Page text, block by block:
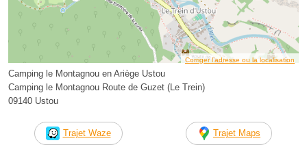
Corriger l’adresse ou la localisation
Camping le Montagnou en Ariège Ustou
Camping le Montagnou Route de Guzet (Le Trein)
09140 Ustou
Trajet Waze Trajet Maps